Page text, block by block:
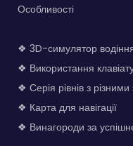
Особливості
❖ 3D-симулятор
❖ Використання
❖ Серія рівнів з
❖ Карта для навігації
❖ Винагороди за